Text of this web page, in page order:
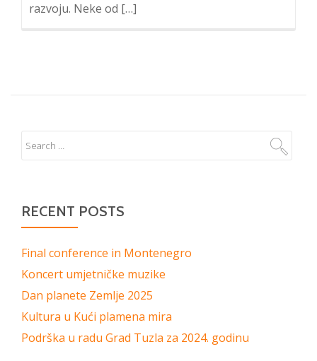
razvoju. Neke od […]
RECENT POSTS
Final conference in Montenegro
Koncert umjetničke muzike
Dan planete Zemlje 2025
Kultura u Kući plamena mira
Podrška u radu Grad Tuzla za 2024. godinu